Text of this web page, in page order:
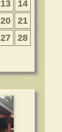
13
14
20
21
27
28